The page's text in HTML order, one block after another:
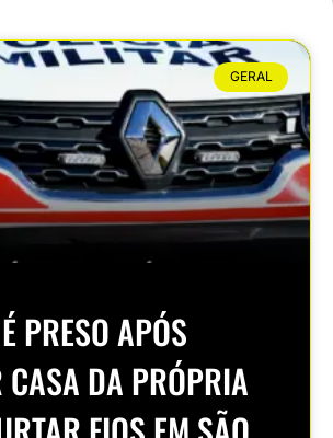
GERAL
PRESO APÓS
CASA DA PRÓPRIA